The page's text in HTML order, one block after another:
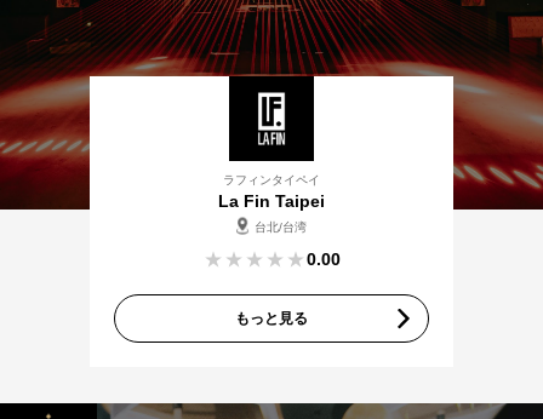
ラフィンタイペイ
La Fin Taipei
台北/台湾
0.00
もっと見る